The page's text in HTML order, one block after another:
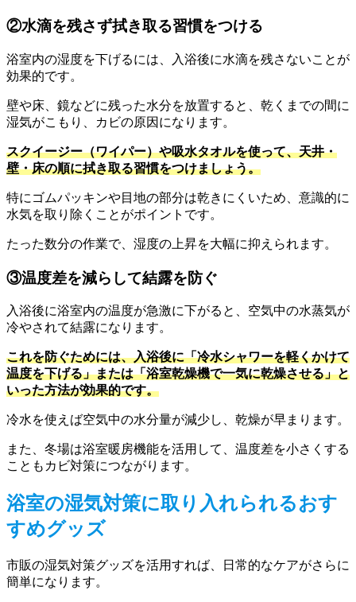
②水滴を残さず拭き取る習慣をつける
浴室内の湿度を下げるには、入浴後に水滴を残さないことが
効果的です。
壁や床、鏡などに残った水分を放置すると、乾くまでの間に
湿気がこもり、カビの原因になります。
スクイージー（ワイパー）や吸水タオルを使って、天井・
壁・床の順に拭き取る習慣をつけましょう。
特にゴムパッキンや目地の部分は乾きにくいため、意識的に
水気を取り除くことがポイントです。
たった数分の作業で、湿度の上昇を大幅に抑えられます。
③温度差を減らして結露を防ぐ
入浴後に浴室内の温度が急激に下がると、空気中の水蒸気が
冷やされて結露になります。
これを防ぐためには、入浴後に「冷水シャワーを軽くかけて
温度を下げる」または「浴室乾燥機で一気に乾燥させる」と
いった方法が効果的です。
冷水を使えば空気中の水分量が減少し、乾燥が早まります。
また、冬場は浴室暖房機能を活用して、温度差を小さくする
こともカビ対策につながります。
浴室の湿気対策に取り入れられるおす
すめグッズ
市販の湿気対策グッズを活用すれば、日常的なケアがさらに
簡単になります。